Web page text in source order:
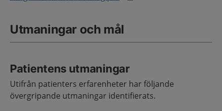
Utmaningar och mål
Patientens utmaningar
Utifrån patienters erfarenheter har följande
övergripande utmaningar identifierats.